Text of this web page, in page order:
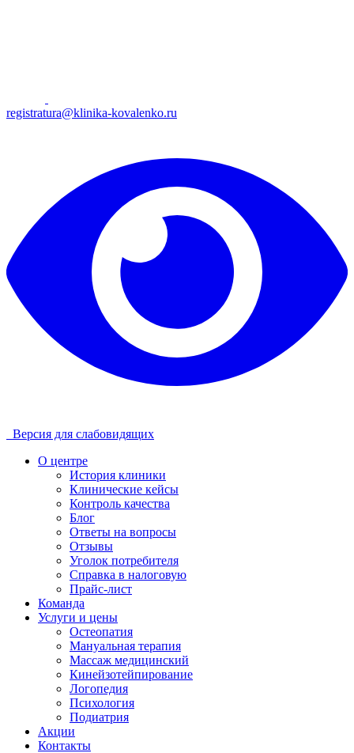
registratura@klinika-kovalenko.ru
Версия для слабовидящих
О центре
История клиники
Клинические кейсы
Контроль качества
Блог
Ответы на вопросы
Отзывы
Уголок потребителя
Справка в налоговую
Прайс-лист
Команда
Услуги и цены
Остеопатия
Мануальная терапия
Массаж медицинский
Кинейзотейпирование
Логопедия
Психология
Подиатрия
Акции
Контакты